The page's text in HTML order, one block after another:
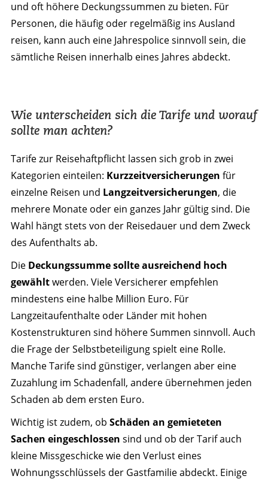
und oft höhere Deckungssummen zu bieten. Für
Personen, die häufig oder regelmäßig ins Ausland
reisen, kann auch eine Jahrespolice sinnvoll sein, die
sämtliche Reisen innerhalb eines Jahres abdeckt.
Wie unterscheiden sich die Tarife und worauf
sollte man achten?
Tarife zur Reisehaftpflicht lassen sich grob in zwei
Kategorien einteilen: Kurzzeitversicherungen für
einzelne Reisen und Langzeitversicherungen, die
mehrere Monate oder ein ganzes Jahr gültig sind. Die
Wahl hängt stets von der Reisedauer und dem Zweck
des Aufenthalts ab.
Die Deckungssumme sollte ausreichend hoch
gewähltwerden. Viele Versicherer empfehlen
mindestens eine halbe Million Euro. Für
Langzeitaufenthalte oder Länder mit hohen
Kostenstrukturen sind höhere Summen sinnvoll. Auch
die Frage der Selbstbeteiligung spielt eine Rolle.
Manche Tarife sind günstiger, verlangen aber eine
Zuzahlung im Schadenfall, andere übernehmen jeden
Schaden ab dem ersten Euro.
Wichtig ist zudem, ob Schäden an gemieteten
Sachen eingeschlossen sind und ob der Tarif auch
kleine Missgeschicke wie den Verlust eines
Wohnungsschlüssels der Gastfamilie abdeckt. Einige